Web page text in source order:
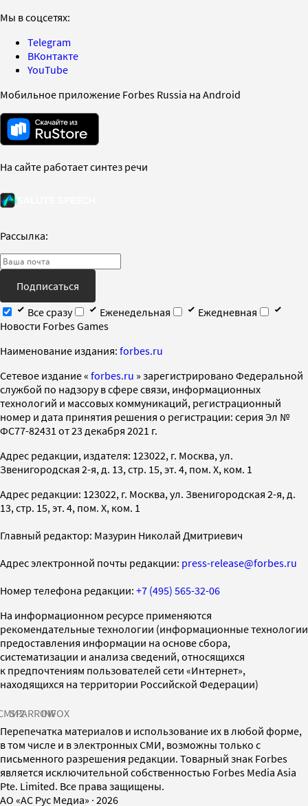
Мы в соцсетях:
Telegram
ВКонтакте
YouTube
Мобильное приложение Forbes Russia на Android
На сайте работает синтез речи
Рассылка:
Подписаться
Все сразу
Еженедельная
Ежедневная
Новости Forbes Games
Наименование издания: forbes.ru
Cетевое издание « forbes.ru » зарегистрировано Федеральной
службой по надзору в сфере связи, информационных
технологий и массовых коммуникаций, регистрационный
номер и дата принятия решения о регистрации: серия Эл №
ФС77-82431 от 23 декабря 2021 г.
Адрес редакции, издателя: 123022, г. Москва, ул.
Звенигородская 2-я, д. 13, стр. 15, эт. 4, пом. X, ком. 1
Адрес редакции: 123022, г. Москва, ул. Звенигородская 2-я, д.
13, стр. 15, эт. 4, пом. X, ком. 1
Главный редактор: Мазурин Николай Дмитриевич
Адрес электронной почты редакции: press-release@forbes.ru
Номер телефона редакции: +7 (495) 565-32-06
На информационном ресурсе применяются
рекомендательные технологии (информационные технологии
предоставления информации на основе сбора,
систематизации и анализа сведений, относящихся
к предпочтениям пользователей сети «Интернет»,
находящихся на территории Российской Федерации)
SPARROWINFOX
Перепечатка материалов и использование их в любой форме,
в том числе и в электронных СМИ, возможны только с
письменного разрешения редакции. Товарный знак Forbes
является исключительной собственностью Forbes Media Asia
Pte. Limited. Все права защищены.
AO «АС Рус Медиа» · 2026